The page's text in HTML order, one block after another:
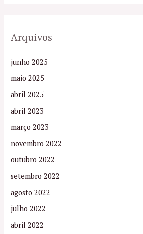
Arquivos
junho 2025
maio 2025
abril 2025
abril 2023
março 2023
novembro 2022
outubro 2022
setembro 2022
agosto 2022
julho 2022
abril 2022